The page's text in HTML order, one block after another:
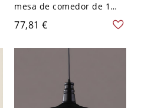
mesa de comedor de 1
bombilla de vidrio ámbar
industrial con pantalla de
lámpara de queroseno
77,81 €